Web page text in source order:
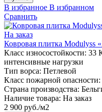
В избранное В избранном
Сравнить
На заказ
Ковровая плитка Modulyss
Класс износостойкости: 33
интенсивные нагрузки
Тип ворса: Петлевой
Класс пожарной опасности:
Страна производства:
Наличие товара: На заказ
2 900 руб./м2